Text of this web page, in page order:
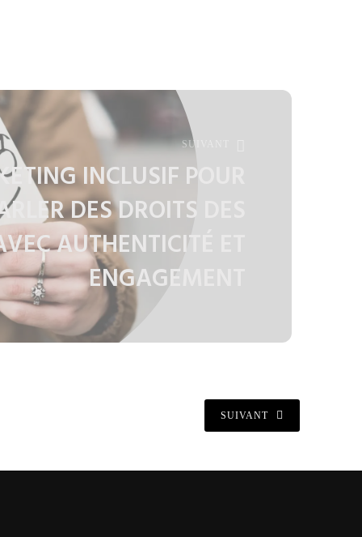
SUIVANT
INCLUSIF POUR
DES DROITS DES
AUTHENTICITÉ ET
ENGAGEMENT
SUIVANT